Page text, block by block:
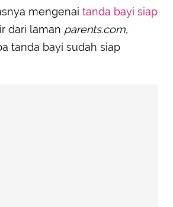
mengenai tanda bayi siap
dari laman parents.com,
tanda bayi sudah siap